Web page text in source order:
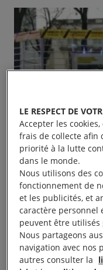
LE RESPECT DE
Accepter les
frais de collecte afin
priorité à la lutte
dans le monde.
Nous utilisons des
fonctionnement de
et les publicités, et
caractère personnel
peuvent être
Nous partageons
navigation avec nos
autres consulter la